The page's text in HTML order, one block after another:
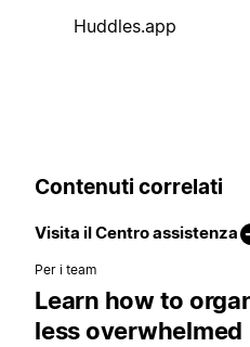
Huddles.app
Contenuti correlati
Visita il Centro assistenza
Per i team
Learn how to
less overwhelmed